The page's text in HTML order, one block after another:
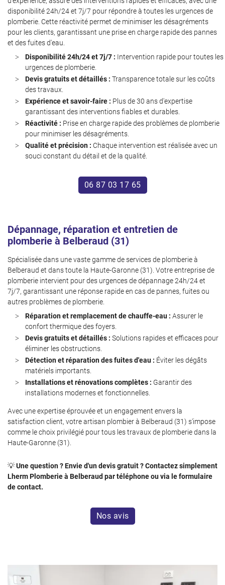
Accueil
Services
Une
disponibilité 24h/24 et 7j/7 pour répondre à toutes les urgences de
plomberie. Cette réactivité permet de minimiser les désagréments
pour les clients, garantissant une prise en charge rapide des pannes
et des fuites d'eau.
Disponibilité 24h/24 et 7j/7 : Intervention rapide pour toutes les
urgences de plomberie.
Devis gratuits et détaillés : Transparence totale sur les coûts
des travaux.
Expérience et savoir-faire : Plus de 30 ans d'expertise
garantissant des interventions fiables et durables.
Réactivité : Prise en charge rapide des problèmes de plomberie
pour minimiser les désagréments.
Qualité et précision : Chaque intervention est réalisée avec un
souci constant du détail et de la qualité.
06 87 03 17 65
Dépannage, réparation et entretien de
plomberie à Belberaud (31)
Spécialisée dans une vaste gamme de services de plomberie à
Belberaud et dans toute la Haute-Garonne (31). Votre entreprise de
plomberie intervient pour des urgences de dépannage 24h/24 et
7j/7, garantissant une réponse rapide en cas de pannes, fuites ou
autres problèmes de plomberie.
Réparation et remplacement de chauffe-eau : Assurer le
confort thermique des foyers.
Devis gratuits et détaillés : Solutions rapides et efficaces pour
éliminer les obstructions.
Détection et réparation des fuites d'eau : Éviter les dégâts
matériels importants.
Installations et rénovations complètes : Garantir des
installations modernes et fonctionnelles.
Avec une expertise éprouvée et un engagement envers la
satisfaction client, votre artisan plombier à Belberaud (31) s'impose
comme le choix privilégié pour tous les travaux de plomberie dans la
Haute-Garonne (31).
💡Une question ? Envie d'un devis gratuit ? Contactez simplement
Lherm Plomberie à Belberaud par téléphone ou via le formulaire
de contact.
Nos avis